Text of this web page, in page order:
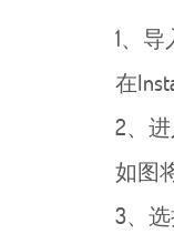
1、导
在
2、进
如图
3、选